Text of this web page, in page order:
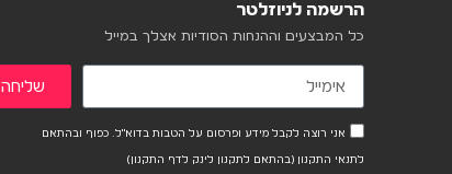
הרשמה לניוזלטר
כל המבצעים וההנחות הסודיות אצלך במייל
אני רוצה לקבל מידע ופרסום על הטבות בדוא"ל. כפוף ובהתאם
לתנאי התקנון (בהתאם לתקנון לינק לדף התקנון)
שליחה